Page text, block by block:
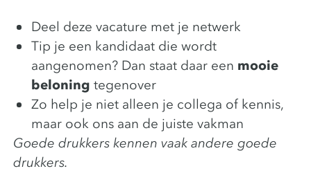
Deel deze vacature met je netwerk
Tip je een kandidaat die wordt
aangenomen? Dan staat daar een mooie
beloning tegenover
Zo help je niet alleen je collega of kennis,
maar ook ons aan de juiste vakman
Goede drukkers kennen vaak andere goede
drukkers.